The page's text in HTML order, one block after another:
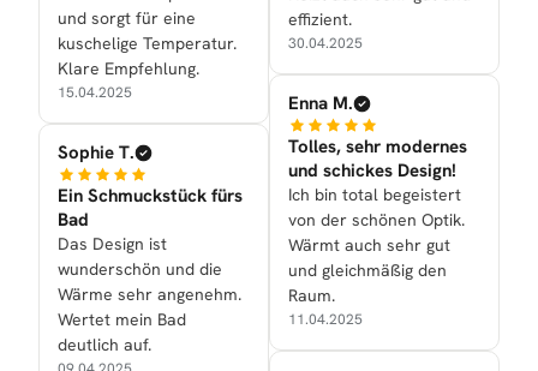
und sorgt für eine
kuschelige Temperatur.
Klare Empfehlung.
15.04.2025
Sophie T.
Ein Schmuckstück fürs
Bad
Das Design ist
wunderschön und die
Wärme sehr angenehm.
Wertet mein Bad
deutlich auf.
effizient.
30.04.2025
Enna M.
Tolles, sehr modernes
und schickes Design!
Ich bin total begeistert
von der schönen Optik.
Wärmt auch sehr gut
und gleichmäßig den
Raum.
11.04.2025